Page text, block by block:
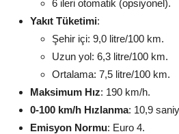
6 ileri otomatik (opsiyonel).
Yakıt Tüketimi:
Şehir içi: 9,0 litre/100 km.
Uzun yol: 6,3 litre/100 km.
Ortalama: 7,5 litre/100 km.
Maksimum Hız: 190 km/h.
0-100 km/h Hızlanma: 10,9
Emisyon Normu: Euro 4.